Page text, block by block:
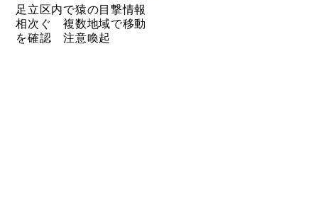
足立区内で猿の目撃情報
相次ぐ 複数地域で移動
を確認 注意喚起